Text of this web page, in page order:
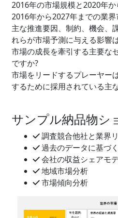
2016年の市場規模と2020年
2016年から2027年までの業
主な推進要因、制約、機会、
れらが市場予測に与える影響
市場の成長を牽引する主要な
ですか?
市場をリードするプレーヤー
するために採用されている主
サンプル納品物シ
調査競合他社と業界
過去のデータに基づ
会社の収益シェアモ
地域市場分析
市場傾向分析